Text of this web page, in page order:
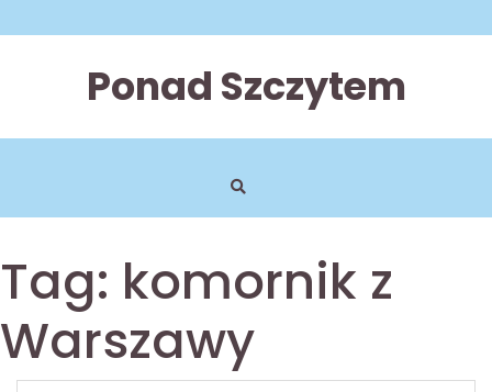
to
Ponad Szczytem
Tag: komornik z
Warszawy